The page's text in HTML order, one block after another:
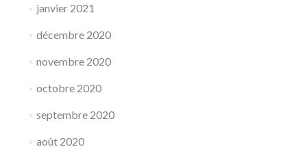
janvier 2021
décembre 2020
novembre 2020
octobre 2020
septembre 2020
août 2020